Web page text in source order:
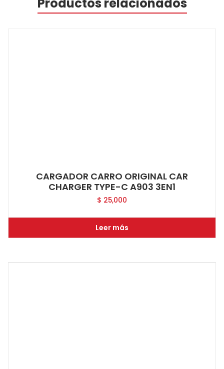
Productos relacionados
CARGADOR CARRO ORIGINAL CAR
CHARGER TYPE-C A903 3EN1
$ 25,000
Leer más